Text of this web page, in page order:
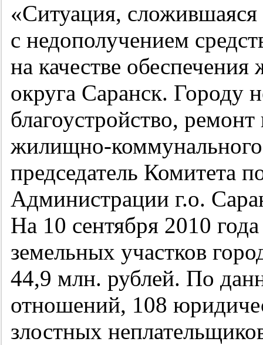
«Ситуация,
с недополучением
на качестве обеспечения
округа Саранск. Городу
благоустройство,
жилищно-
председатель Комитета
Администрации г.о.
На 10 сентября 2010
земельных участков
44,9 млн. рублей. По
отношений, 108
злостных